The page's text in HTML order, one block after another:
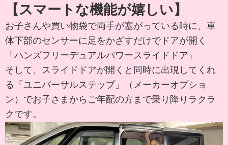
【スマートな機能が嬉しい】
お子さんや買い物袋で両手が塞がっている時に、車
体下部のセンサーに足をかざすだけでドアが開く
「ハンズフリーデュアルパワースライドドア」
そして、スライドドアが開くと同時に出現してくれ
る「ユニバーサルステップ」（メーカーオプショ
ン）でお子さまからご年配の方まで乗り降りラクラ
クです。